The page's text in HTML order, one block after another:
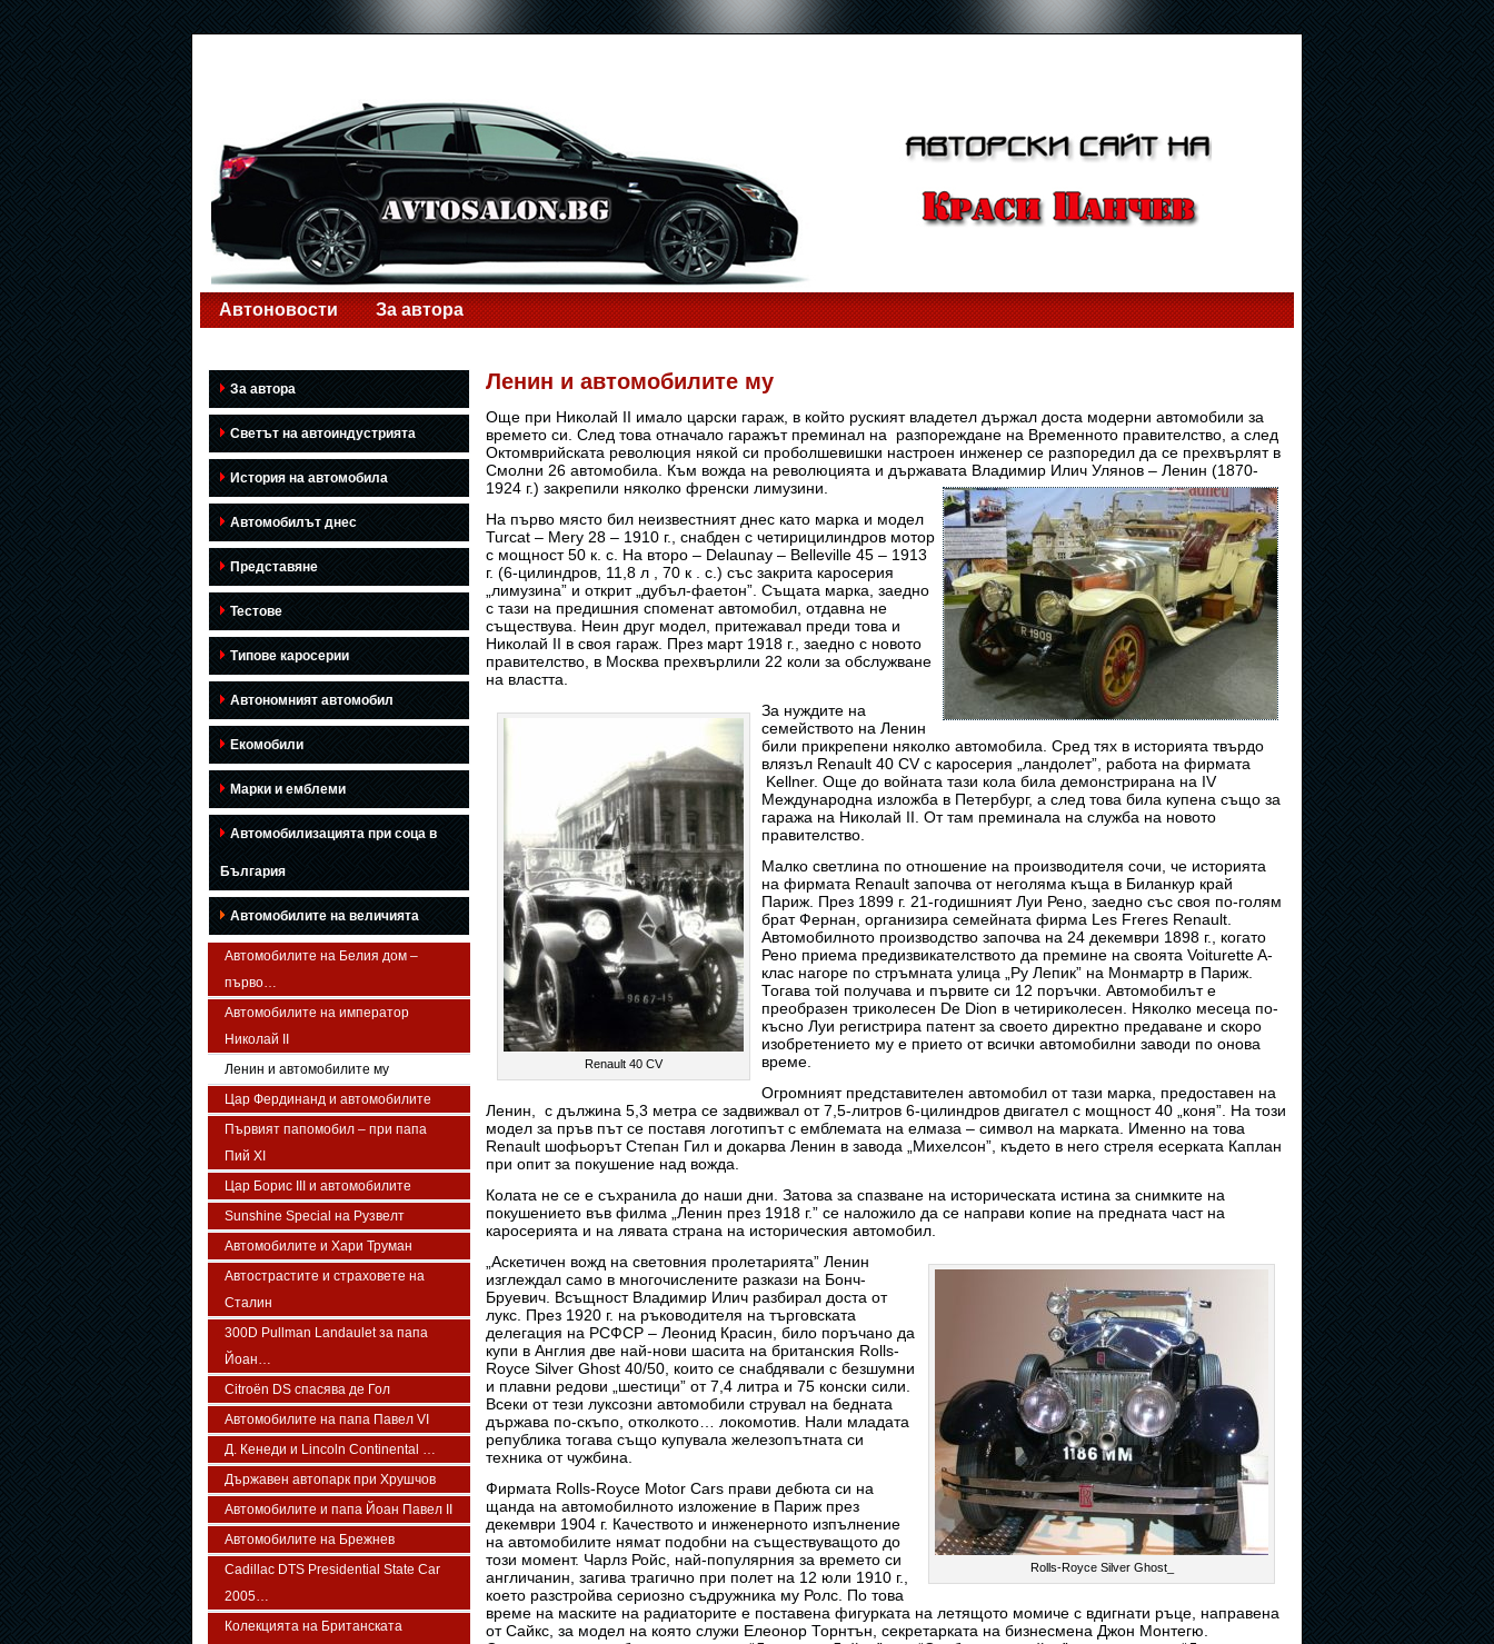
Автоновости За автора
За автора
Светът на автоиндустрията
История на автомобила
Автомобилът днес
Представяне
Тестове
Типове каросерии
Автономният автомобил
Екомобили
Марки и емблеми
Автомобилизацията при соца в
България
Автомобилите на величията
Автомобилите на Белия дом –
първо…
Автомобилите на император
Николай II
Ленин и автомобилите му
Цар Фердинанд и автомобилите
Първият папомобил – при папа
Пий XI
Цар Борис III и автомобилите
Sunshine Special на Рузвелт
Автомобилите и Хари Труман
Автострастите и страховете на
Сталин
300D Pullman Landaulet за папа
Йоан…
Citroën DS спасява де Гол
Автомобилите на папа Павел VI
Д. Кенеди и Lincoln Continental …
Държавен автопарк при Хрушчов
Автомобилите и папа Йоан Павел ІІ
Автомобилите на Брежнев
Cadillac DTS Presidential State Car
2005…
Колекцията на Британската
Ленин и автомобилите му
Още при Николай II имало царски гараж, в който руският владетел държал доста модерни автомобили за
времето си. След това отначало гаражът преминал на разпореждане на Временното правителство, а след
Октомврийската революция някой си проболшевишки настроен инженер се разпоредил да се прехвърлят в
Смолни 26 автомобила. Към вожда на революцията и държавата Владимир Илич Улянов – Ленин (1870-
1924 г.) закрепили няколко френски лимузини.
На първо място бил неизвестният днес като марка и модел
Turcat – Mery 28 – 1910 г., снабден с четирицилиндров мотор
с мощност 50 к. с. На второ – Delaunay – Belleville 45 – 1913
г. (6-цилиндров, 11,8 л , 70 к . с.) със закрита каросерия
„лимузина” и открит „дубъл-фаетон”. Същата марка, заедно
с тази на предишния споменат автомобил, отдавна не
съществува. Неин друг модел, притежавал преди това и
Николай II в своя гараж. През март 1918 г., заедно с новото
правителство, в Москва прехвърлили 22 коли за обслужване
на властта.
Renault 40 CV
За нуждите на
семейството на Ленин
били прикрепени няколко автомобила. Сред тях в историята твърдо
влязъл Renault 40 CV с каросерия „ландолет”, работа на фирмата
Kellner. Още до войната тази кола била демонстрирана на IV
Международна изложба в Петербург, а след това била купена също за
гаража на Николай II. От там преминала на служба на новото
правителство.
Малко светлина по отношение на производителя сочи, че историята
на фирмата Renault започва от неголяма къща в Биланкур край
Париж. През 1899 г. 21-годишният Луи Рено, заедно със своя по-голям
брат Фернан, организира семейната фирма Les Freres Renault.
Автомобилното производство започва на 24 декември 1898 г., когато
Рено приема предизвикателството да премине на своята Voiturette A-
клас нагоре по стръмната улица „Ру Лепик” на Монмартр в Париж.
Тогава той получава и първите си 12 поръчки. Автомобилът е
преобразен триколесен De Dion в четириколесен. Няколко месеца по-
късно Луи регистрира патент за своето директно предаване и скоро
изобретението му е прието от всички автомобилни заводи по онова
време.
Огромният представителен автомобил от тази марка, предоставен на
Ленин, с дължина 5,3 метра се задвижвал от 7,5-литров 6-цилиндров двигател с мощност 40 „коня”. На този
модел за пръв път се поставя логотипът с емблемата на елмаза – символ на марката. Именно на това
Renault шофьорът Степан Гил и докарва Ленин в завода „Михелсон”, където в него стреля есерката Каплан
при опит за покушение над вожда.
Колата не се е съхранила до наши дни. Затова за спазване на историческата истина за снимките на
покушението във филма „Ленин през 1918 г.” се наложило да се направи копие на предната част на
каросерията и на лявата страна на историческия автомобил.
Rolls-Royce Silver Ghost_
„Аскетичен вожд на световния пролетарията” Ленин
изглеждал само в многочислените разкази на Бонч-
Бруевич. Всъщност Владимир Илич разбирал доста от
лукс. През 1920 г. на ръководителя на търговската
делегация на РСФСР – Леонид Красин, било поръчано да
купи в Англия две най-нови шасита на британския Rolls-
Royce Silver Ghost 40/50, които се снабдявали с безшумни
и плавни редови „шестици” от 7,4 литра и 75 конски сили.
Всеки от тези луксозни автомобили струвал на бедната
държава по-скъпо, отколкото… локомотив. Нали младата
република тогава също купувала железопътната си
техника от чужбина.
Фирмата Rolls-Royce Motor Cars прави дебюта си на
щанда на автомобилното изложение в Париж през
декември 1904 г. Качеството и инженерното изпълнение
на автомобилите нямат подобни на съществуващото до
този момент. Чарлз Ройс, най-популярния за времето си
англичанин, загива трагично при полет на 12 юли 1910 г.,
което разстройва сериозно съдружника му Ролс. По това
време на маските на радиаторите е поставена фигурката на летящото момиче с вдигнати ръце, направена
от Сайкс, за модел на която служи Елеонор Торнтън, секретарката на бизнесмена Джон Монтегю.